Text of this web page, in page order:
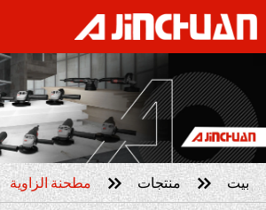
بيت  منتجات  مطحنة الزاوية